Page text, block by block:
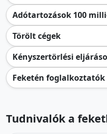
Adótartozások 100
Törölt cégek
Kényszertörlési
Feketén foglalkoztatók
Tudnivalók a